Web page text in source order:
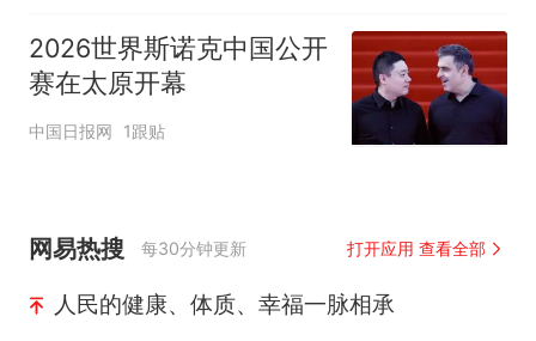
2026世界斯诺克中国公开
赛在太原开幕
中国日报网 1跟贴
网易热搜 每30分钟更新 打开应用 查看全部
人民的健康、体质、幸福一脉相承